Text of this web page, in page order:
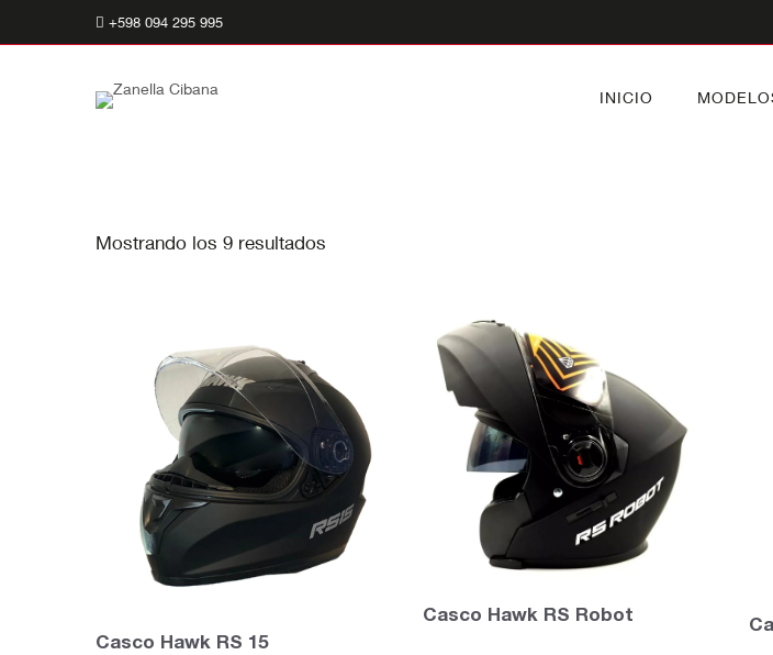
+598 094 295 995
INICIO
Mostrando los 9 resultados
Casco Hawk RS 15
Casco Hawk RS Robot